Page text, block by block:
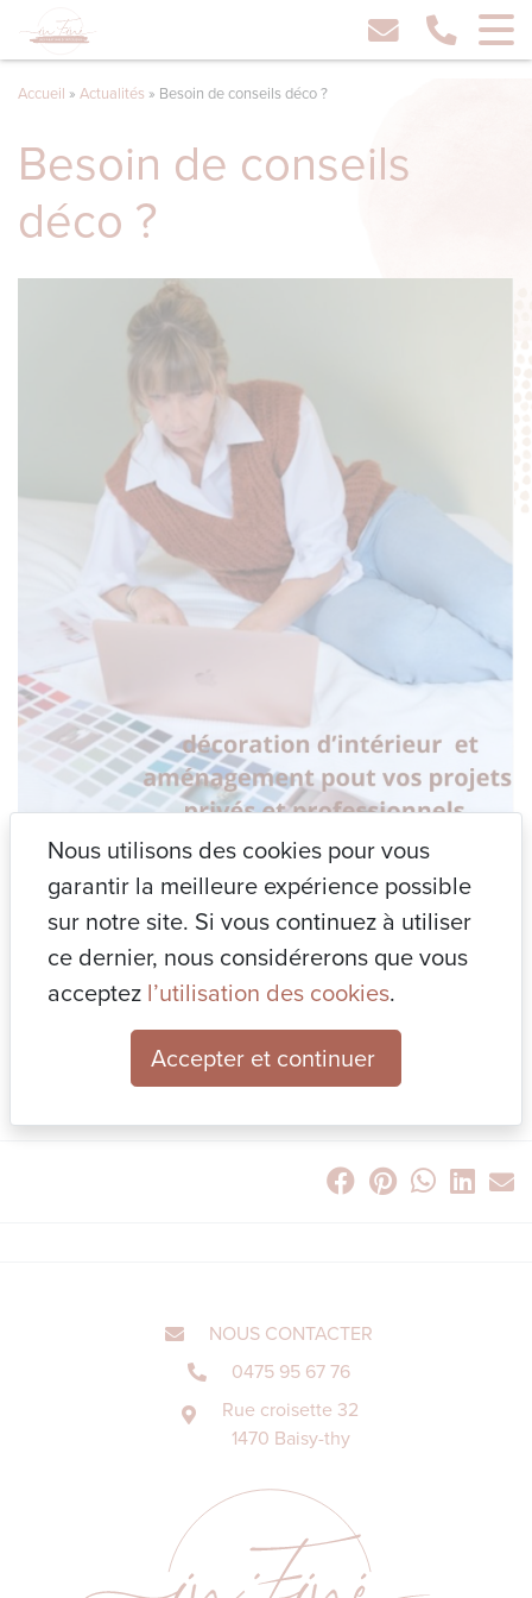
Accueil » Actualités » Besoin de conseils déco ?
Besoin de conseils
déco ?
BOOK DECO |Coach DECO|Conseil DECO
Décoration événementielle|Divers | Immo
DECO|Non classé | 14 novembre 2023
Vous aussi vous avez besoin de conseils pour la décoration
et l’aménagement de votre intérieur ?…
#amenagementinterieur#infinedeco
NOUS CONTACTER
0475 95 67 76
Rue croisette 32
1470 Baisy-thy
Nous utilisons des cookies pour vous
garantir la meilleure expérience possible
sur notre site. Si vous continuez à utiliser
ce dernier, nous considérerons que vous
acceptez l’utilisation des cookies.
Accepter et continuer